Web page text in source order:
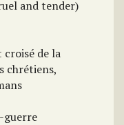
and tender)
croisé de la
chrétiens,
guerre